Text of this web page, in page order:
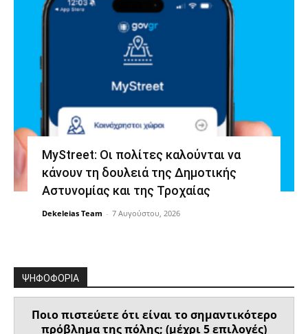
MyStreet: Οι πολίτες καλούνται να
κάνουν τη δουλειά της Δημοτικής
Αστυνομίας και της Τροχαίας
Dekeleias Team - 7 Αυγούστου, 2026
ΨΗΦΟΦΟΡΙΑ
Ποιο πιστεύετε ότι είναι το σημαντικότερο
πρόβλημα της πόλης; (μέχρι 5 επιλογές)